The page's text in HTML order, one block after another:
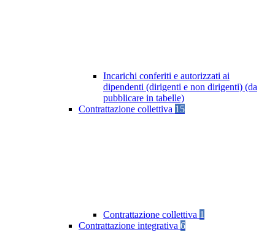
Incarichi conferiti e autorizzati ai
dipendenti (dirigenti e non dirigenti) (da
pubblicare in tabelle)
Contrattazione collettiva 15
Contrattazione collettiva 1
Contrattazione integrativa 6